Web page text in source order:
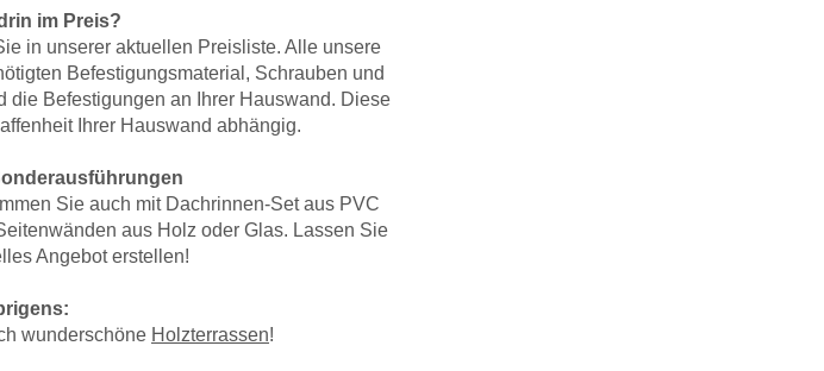
im Preis?
in unserer aktuellen Preisliste. Alle unsere
Befestigungsmaterial, Schrauben und
die Befestigungen an Ihrer Hauswand. Diese
Ihrer Hauswand abhängig.
Sie auch mit Dachrinnen-Set aus PVC
aus Holz oder Glas. Lassen Sie
Angebot erstellen!
wunderschöne Holzterrassen!